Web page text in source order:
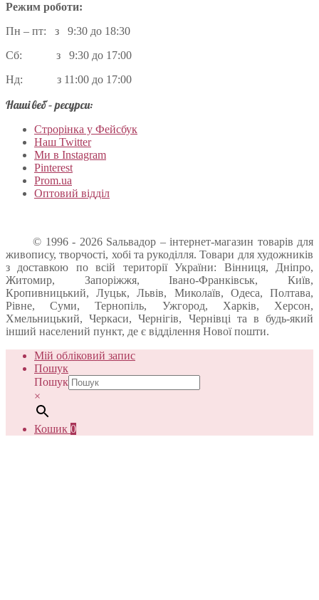
Режим роботи:
Пн – пт: з 9:30 до 18:30
Сб: з 9:30 до 17:00
Нд: з 11:00 до 17:00
Наші веб – ресурси:
Строрінка у Фейсбук
Наш Twitter
Ми в Instagram
Pinterest
Prom.ua
Оптовий відділ
© 1996 - 2026 Sальвадор – інтернет-магазин товарів для
живопису, творчості, хобі та рукоділля. Товари для художників
з доставкою по всій території України: Вінниця, Дніпро,
Житомир, Запоріжжя, Івано-Франківськ, Київ,
Кропивницький, Луцьк, Львів, Миколаїв, Одеса, Полтава,
Рівне, Суми, Тернопіль, Ужгород, Харків, Херсон,
Хмельницький, Черкаси, Чернігів, Чернівці та в будь-який
інший населений пункт, де є відділення Нової пошти.
Мій обліковий запис
Пошук
Пошук
×
Кошик 0